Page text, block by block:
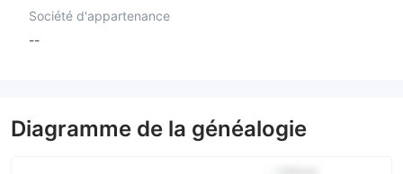
Société d'appartenance
--
Diagramme de la généalogie